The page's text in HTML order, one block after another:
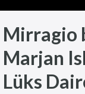
Mirragio
Marjan
Lüks